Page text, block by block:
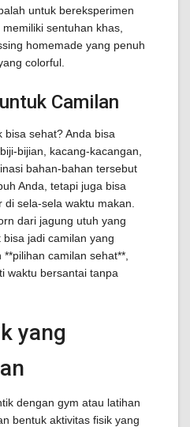
untuk bereksperimen
sentuhan khas,
homemade yang penuh
colorful.
Camilan
bisa sehat? Anda bisa
bijian, kacang-kacangan,
bahan-bahan tersebut
Anda, tetapi juga bisa
sela-sela waktu makan.
dari jagung utuh yang
jadi camilan yang
camilan sehat**,
waktu bersantai tanpa
yang
dengan gym atau latihan
bentuk aktivitas fisik yang